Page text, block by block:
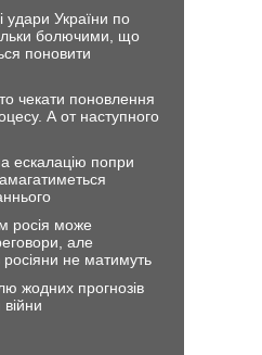
удари України по
болючими, що
поновити
чекати поновлення
А от наступного
ескалацію попри
росія може
але
росіяни не матимуть
жодних прогнозів